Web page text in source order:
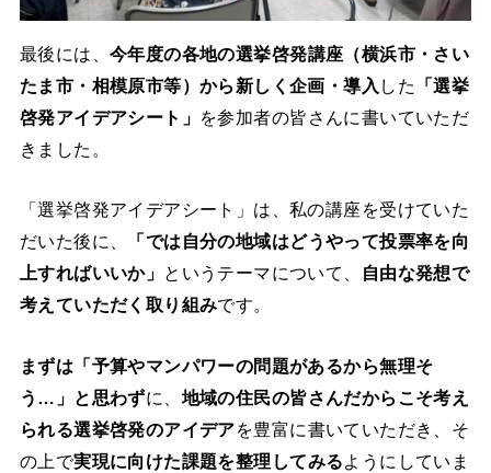
最後には、 今年度の各地の選挙啓発講座（横浜市・さい
たま市・相模原市等）から新しく企画・導入 した
「選挙
啓発アイデアシート」 を参加者の皆さんに書いていただ
きました。
「選挙啓発アイデアシート」は、私の講座を受けていた
だいた後に、
「では自分の地域はどうやって投票率を向
上すればいいか」 というテーマについて、
自由な発想で
考えていただく取り組みです。
まずは「予算やマンパワーの問題があるから無理そ
う…」と思わずに、 地域の住民の皆さんだからこそ考え
られる選挙啓発のアイデアを豊富に書いていただき、そ
の上で実現に向けた課題を整理してみるようにしていま